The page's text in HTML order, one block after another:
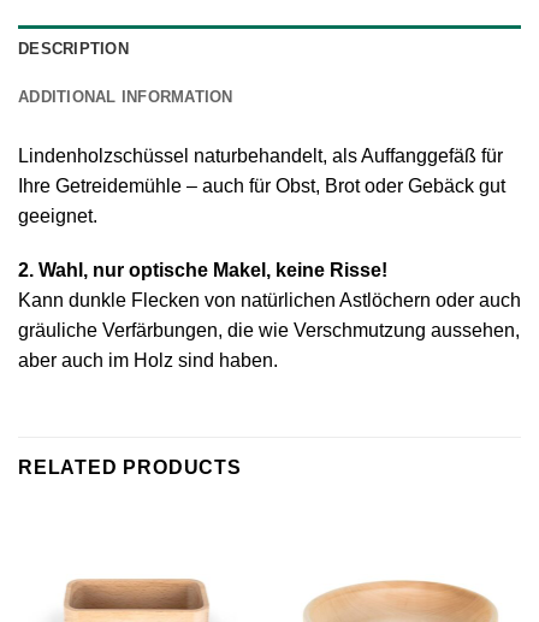
DESCRIPTION
ADDITIONAL INFORMATION
Lindenholzschüssel naturbehandelt, als Auffanggefäß für
Ihre Getreidemühle – auch für Obst, Brot oder Gebäck gut
geeignet.
2. Wahl, nur optische Makel, keine Risse!
Kann dunkle Flecken von natürlichen Astlöchern oder auch
gräuliche Verfärbungen, die wie Verschmutzung aussehen,
aber auch im Holz sind haben.
RELATED PRODUCTS